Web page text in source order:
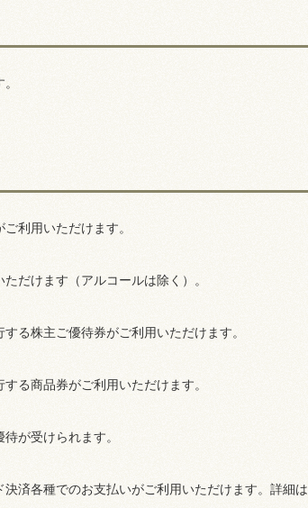
利用いただけます。
だけます（アルコールは除く）。
る株主ご優待券がご利用いただけます。
る商品券がご利用いただけます。
が受けられます。
済各種でのお支払いがご利用いただけます。詳細は